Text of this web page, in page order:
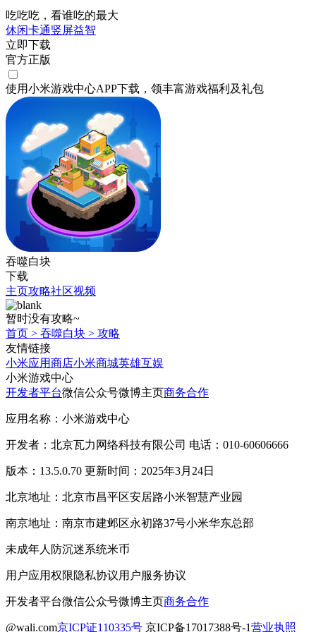
吃吃吃，看谁吃的最大
休闲卡通竖屏益智
立即下载
官方正版
使用小米游戏中心APP下载 ，领丰富游戏福利 及礼包
吞噬白块
下载
主页攻略社区视频
暂时没有攻略~
首页 > 吞噬白块 > 攻略
友情链接
小米应用商店小米商城英雄互娱
小米游戏中心
开发者平台微信公众号微博主页商务合作
应用名称：小米游戏中心
开发者：北京瓦力网络科技有限公司 电话：010-60606666
版本：13.5.0.70 更新时间：2025年3月24日
北京地址：北京市昌平区安居路小米智慧产业园
南京地址：南京市建邺区永初路37号小米华东总部
未成年人防沉迷系统米币
用户应用权限隐私协议用户服务协议
开发者平台微信公众号微博主页商务合作
@wali.com京ICP证110335号 京ICP备17017388号-1营业执照